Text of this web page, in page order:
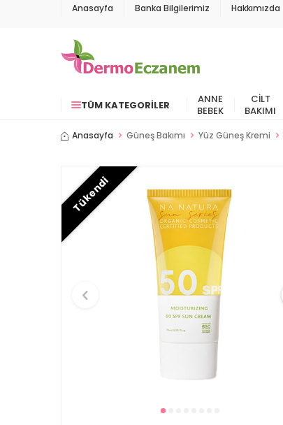
Anasayfa Banka Bilgilerimiz Hakkımızda
TÜM KATEGORILER
ANNE
BEBEK
CILT
BAKIMI
Anasayfa Güneş Bakımı Yüz Güneş Kremi
Tükendi